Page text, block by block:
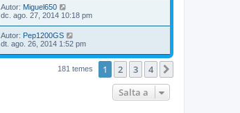
Autor: Miguel650
dc. ago. 27, 2014 10:18 pm
Autor: Pep1200GS
dt. ago. 26, 2014 1:52 pm
181 temes 1 2 3 4
Salta a